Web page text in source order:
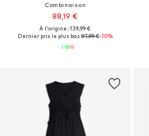
Combinaison
88,19 €
À l'origine : 139,99 €
Dernier prix le plus bas :97,99 €-10%